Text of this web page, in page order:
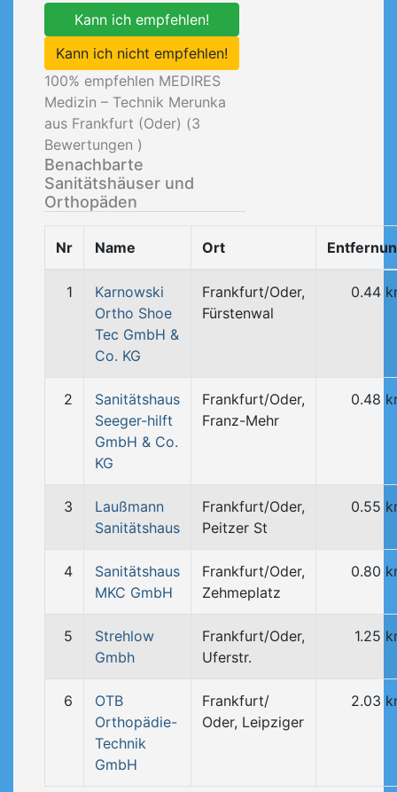
Kann ich empfehlen!
Kann ich nicht empfehlen!
100% empfehlen MEDIRES
Medizin – Technik Merunka
aus Frankfurt (Oder) (3
Bewertungen )
Benachbarte
Sanitätshäuser und
Orthopäden
Nr Name Ort
1
Karnowski
Ortho Shoe
Tec GmbH &
Co. KG
Frankfurt/Oder,
Fürstenwal
0.44
2
Sanitätshaus
Seeger-hilft
GmbH & Co.
KG
Frankfurt/Oder,
Franz-Mehr
0.48
3
Laußmann
Sanitätshaus
Frankfurt/Oder,
Peitzer St
0.55
4
Sanitätshaus
MKC GmbH
Frankfurt/Oder,
Zehmeplatz
0.80
5
Strehlow
Gmbh
Frankfurt/Oder,
Uferstr.
1.25
6
OTB
Orthopädie-
Technik
GmbH
Frankfurt/
Oder, Leipziger
2.03